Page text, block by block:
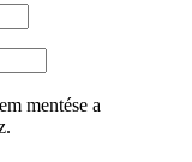
mentése a